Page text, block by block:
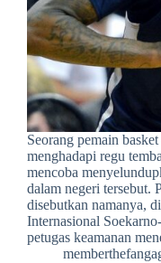
Seorang pemain
menghadapi regu
mencoba
dalam negeri tersebut.
disebutkan namanya,
Internasional
petugas keamanan